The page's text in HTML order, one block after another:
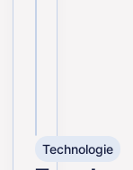
Technologie